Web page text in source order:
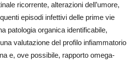
ricorrente, alterazioni dell’umore,
episodi infettivi delle prime vie
patologia organica identificabile,
valutazione del profilo infiammatorio
e, ove possibile, rapporto omega-